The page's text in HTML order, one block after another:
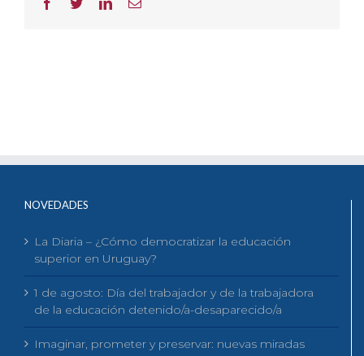
Facebook
TwitterLinkedInCorreo
NOVEDADES
La Diaria – ¿Cómo democratizar la educación
superior en Uruguay?
1 de agosto: Día del trabajador y de la trabajadora
de la educación detenido/a-desaparecido/a
Imaginar, prometer y preservar: nuevas miradas